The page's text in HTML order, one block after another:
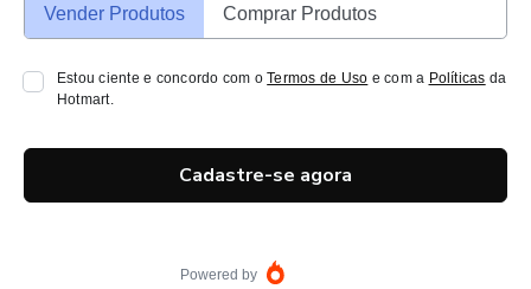
Vender Produtos Comprar Produtos
Estou ciente e concordo com oTermos de Uso e com a Políticas da
Hotmart.
Cadastre-se agora
Powered by